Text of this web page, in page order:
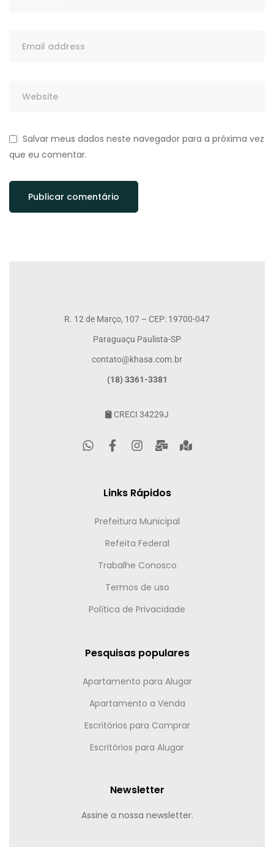
Salvar meus dados neste navegador para a próxima vez
que eu comentar.
R. 12 de Março, 107 – CEP: 19700-047
Paraguaçu Paulista-SP
contato@khasa.com.br
(18) 3361-3381
CRECI 34229J
Links Rápidos
Prefeitura Municipal
Refeita Federal
Trabalhe Conosco
Termos de uso
Política de Privacidade
Pesquisas populares
Apartamento para Alugar
Apartamento a Venda
Escritórios para Comprar
Escritórios para Alugar
Newsletter
Assine a nossa newsletter.